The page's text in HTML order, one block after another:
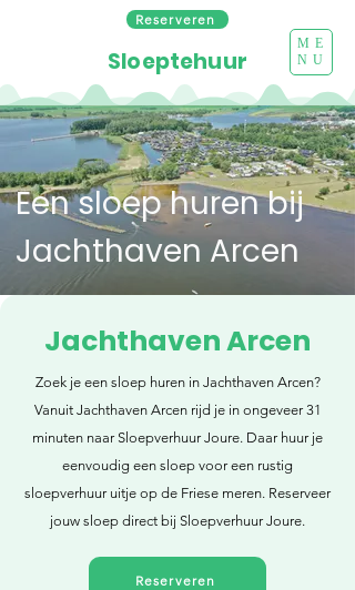
Reserveren
ME
NU
Sloeptehuur
Een sloep huren bij
Jachthaven Arcen
Jachthaven Arcen
Zoek je een sloep huren in Jachthaven Arcen?
Vanuit Jachthaven Arcen rijd je in ongeveer 31
minuten naar Sloepverhuur Joure. Daar huur je
eenvoudig een sloep voor een rustig
sloepverhuur uitje op de Friese meren. Reserveer
jouw sloep direct bij Sloepverhuur Joure.
Reserveren